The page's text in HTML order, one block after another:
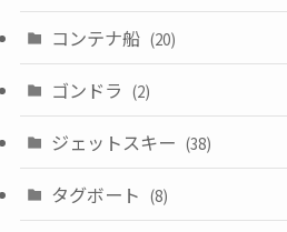
コンテナ船 (20)
ゴンドラ (2)
ジェットスキー (38)
タグボート (8)